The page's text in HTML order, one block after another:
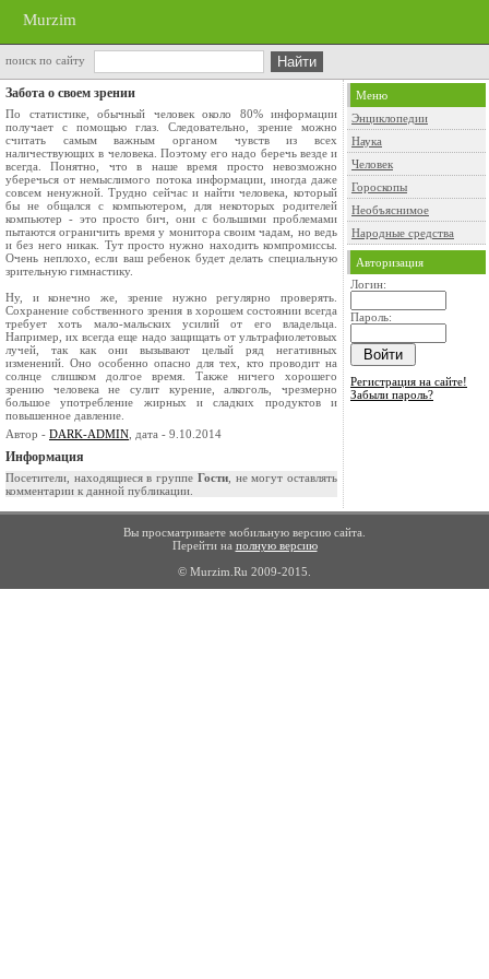
Murzim
поиск по сайту
Забота о своем зрении
По статистике, обычный человек около 80% информации
получает с помощью глаз. Следовательно, зрение можно
считать самым важным органом чувств из всех
наличествующих в человека. Поэтому его надо беречь везде и
всегда. Понятно, что в наше время просто невозможно
уберечься от немыслимого потока информации, иногда даже
совсем ненужной. Трудно сейчас и найти человека, который
бы не общался с компьютером, для некоторых родителей
компьютер - это просто бич, они с большими проблемами
пытаются ограничить время у монитора своим чадам, но ведь
и без него никак. Тут просто нужно находить компромиссы.
Очень неплохо, если ваш ребенок будет делать специальную
зрительную гимнастику.
Ну, и конечно же, зрение нужно регулярно проверять.
Сохранение собственного зрения в хорошем состоянии всегда
требует хоть мало-мальских усилий от его владельца.
Например, их всегда еще надо защищать от ультрафиолетовых
лучей, так как они вызывают целый ряд негативных
изменений. Оно особенно опасно для тех, кто проводит на
солнце слишком долгое время. Также ничего хорошего
зрению человека не сулит курение, алкоголь, чрезмерно
большое употребление жирных и сладких продуктов и
повышенное давление.
Автор - DARK-ADMIN , дата - 9.10.2014
Информация
Посетители, находящиеся в группе Гости, не могут оставлять
комментарии к данной публикации.
Меню
Энциклопедии
Наука
Человек
Гороскопы
Необъяснимое
Народные средства
Авторизация
Логин:
Пароль:
Регистрация на сайте!
Забыли пароль?
Вы просматриваете мобильную версию сайта.
Перейти на полную версию
© Murzim.Ru 2009-2015.